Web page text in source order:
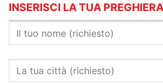
INSERISCI LA TUA PREGHIERA